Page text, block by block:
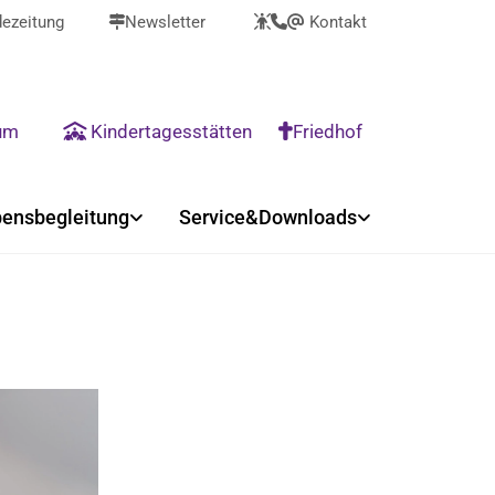
Newsletter @ Kontakt
 Kindertagesstätten Friedhof
Service&Downloads